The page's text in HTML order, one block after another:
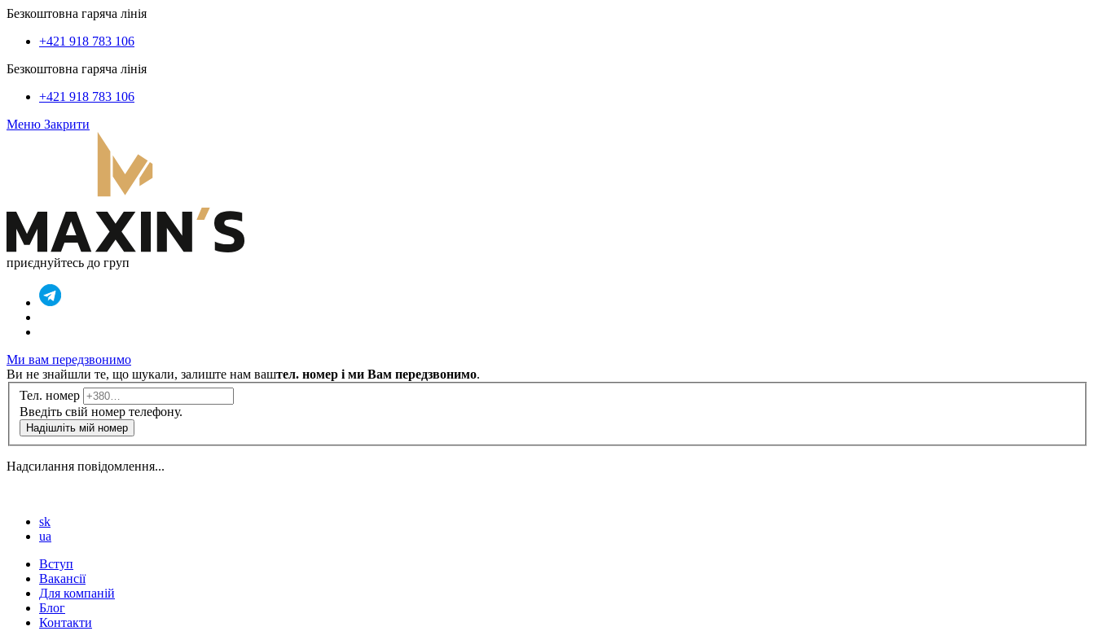
Безкоштовна гаряча лінія
+421 918 783 106
Безкоштовна гаряча лінія
+421 918 783 106
Меню Закрити
приєднуйтесь до груп
Ми вам передзвонимо
Ви не знайшли те, що шукали, залиште нам ваштел. номер і ми Вам передзвонимо.
Тел. номер
Введіть свій номер телефону.
Надішліть мій номер
Надсилання повідомлення...
sk
ua
Вступ
Вакансії
Для компаній
Блог
Контакти